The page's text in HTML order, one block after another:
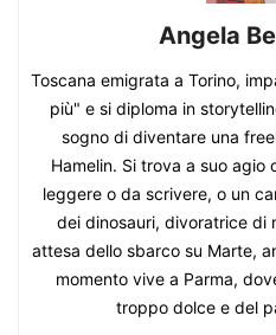
Angela
Toscana emigrata a Torino,
più" e si diploma in
sogno di diventare una
Hamelin. Si trova a suo agio
leggere o da scrivere, o un
dei dinosauri, divoratrice di
attesa dello sbarco su Marte,
momento vive a Parma,
troppo dolce e del